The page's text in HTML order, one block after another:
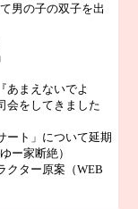
男の子の双子を出
あまえないでよ
会をしてきました
ート」について延期
ー家断絶）
クター原案（WEB